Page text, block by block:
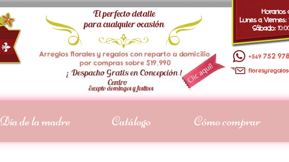
Día de la madre Catálogo Cómo comprar